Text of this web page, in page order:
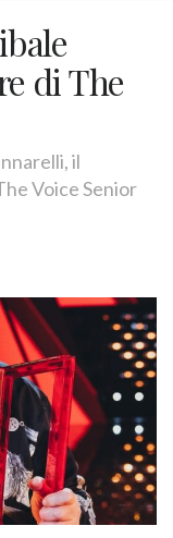
di The
il
Voice Senior